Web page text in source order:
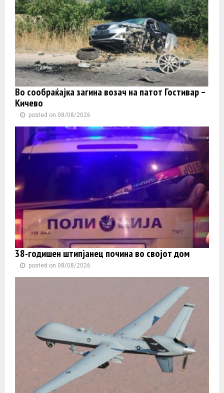
Во сообраќајка загина возач на патот Гостивар –
Кичево
posted on 08/08/2026
38-годишен штипјанец почина во својот дом
posted on 08/08/2026